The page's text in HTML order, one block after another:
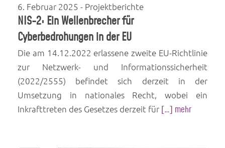
6. Februar 2025 - Projektberichte
NIS-2: Ein Wellenbrecher für
Cyberbedrohungen in der EU
Die am 14.12.2022 erlassene zweite EU-Richtlinie
zur Netzwerk- und Informationssicherheit
(2022/2555) befindet sich derzeit in der
Umsetzung in nationales Recht, wobei ein
Inkrafttreten des Gesetzes derzeit für[…] mehr